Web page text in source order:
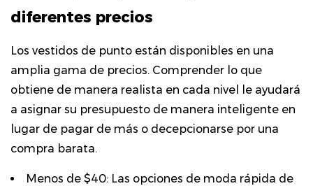
diferentes precios
Los vestidos de punto están disponibles en una
amplia gama de precios. Comprender lo que
obtiene de manera realista en cada nivel le ayudará
a asignar su presupuesto de manera inteligente en
lugar de pagar de más o decepcionarse por una
compra barata.
Menos de $40: Las opciones de moda rápida de